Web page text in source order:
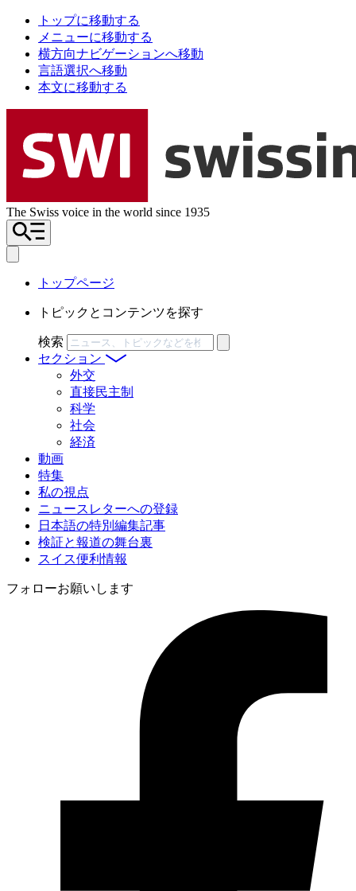
トップに移動する
メニューに移動する
横方向ナビゲーションへ移動
言語選択へ移動
本文に移動する
The Swiss voice in the world since 1935
トップページ
トピックとコンテンツを探す
検索
セクション
外交
直接民主制
科学
社会
経済
動画
特集
私の視点
ニュースレターへの登録
日本語の特別編集記事
検証と報道の舞台裏
スイス便利情報
フォローお願いします